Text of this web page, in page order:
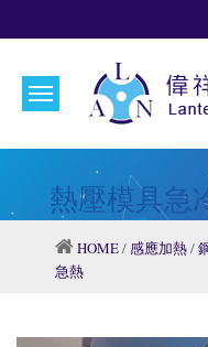
熱壓模具急
HOME/感應加熱/
急熱